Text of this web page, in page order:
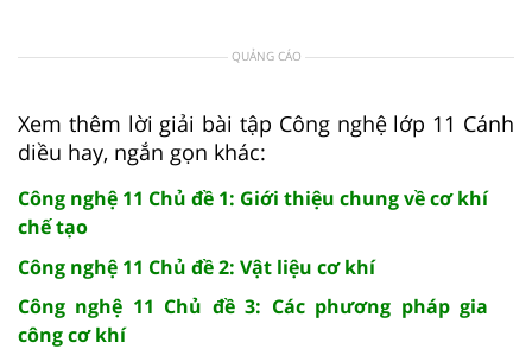
QUẢNG CÁO
Xem thêm lời giải bài tập Công nghệ lớp 11 Cánh
diều hay, ngắn gọn khác:
Công nghệ 11 Chủ đề 1: Giới thiệu chung về cơ khí
chế tạo
Công nghệ 11 Chủ đề 2: Vật liệu cơ khí
Công nghệ 11 Chủ đề 3: Các phương pháp gia
công cơ khí